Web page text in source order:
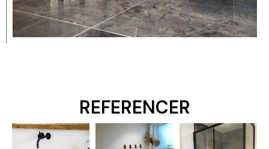
REFERENCER